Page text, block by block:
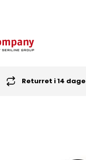
Returret i 14 dage